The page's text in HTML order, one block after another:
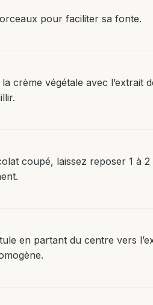
pour faciliter sa fonte.
crème végétale avec l’extrait
coupé, laissez reposer 1 à 2
en partant du centre vers